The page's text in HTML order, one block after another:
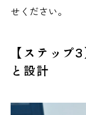
せください。
【ステップ
と設計